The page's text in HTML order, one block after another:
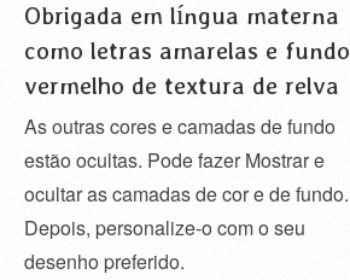
Obrigada em língua materna
como letras amarelas e fundo
vermelho de textura de relva
As outras cores e camadas de fundo
estão ocultas. Pode fazer Mostrar e
ocultar as camadas de cor e de fundo.
Depois, personalize-o com o seu
desenho preferido.